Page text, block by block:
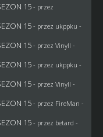
15 - przez
15 - przez ukppku -
15 - przez Vinyll -
15 - przez ukppku -
15 - przez Vinyll -
15 - przez FireMan -
15 - przez betard -